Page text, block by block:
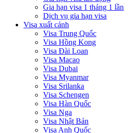
Gia hạn visa 1 tháng 1 lần
Dịch vụ gia hạn visa
Visa xuất cảnh
Visa Trung Quốc
Visa Hồng Kong
Visa Đài Loan
Visa Macao
Visa Dubai
Visa Myanmar
Visa Srilanka
Visa Schengen
Visa Hàn Quốc
Visa Nga
Visa Nhật Bản
Visa Anh Quốc